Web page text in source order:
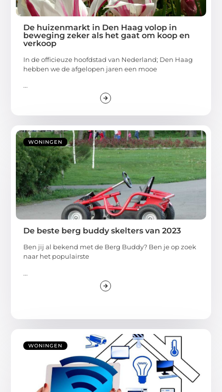
De huizenmarkt in Den Haag volop in
beweging zeker als het gaat om koop en
verkoop
In de officieuze hoofdstad van Nederland; Den Haag
hebben we de afgelopen jaren een mooe
...
WONINGEN
De beste berg buddy skelters van 2023
Ben jij al bekend met de Berg Buddy? Ben je op zoek
naar het populairste
...
WONINGEN